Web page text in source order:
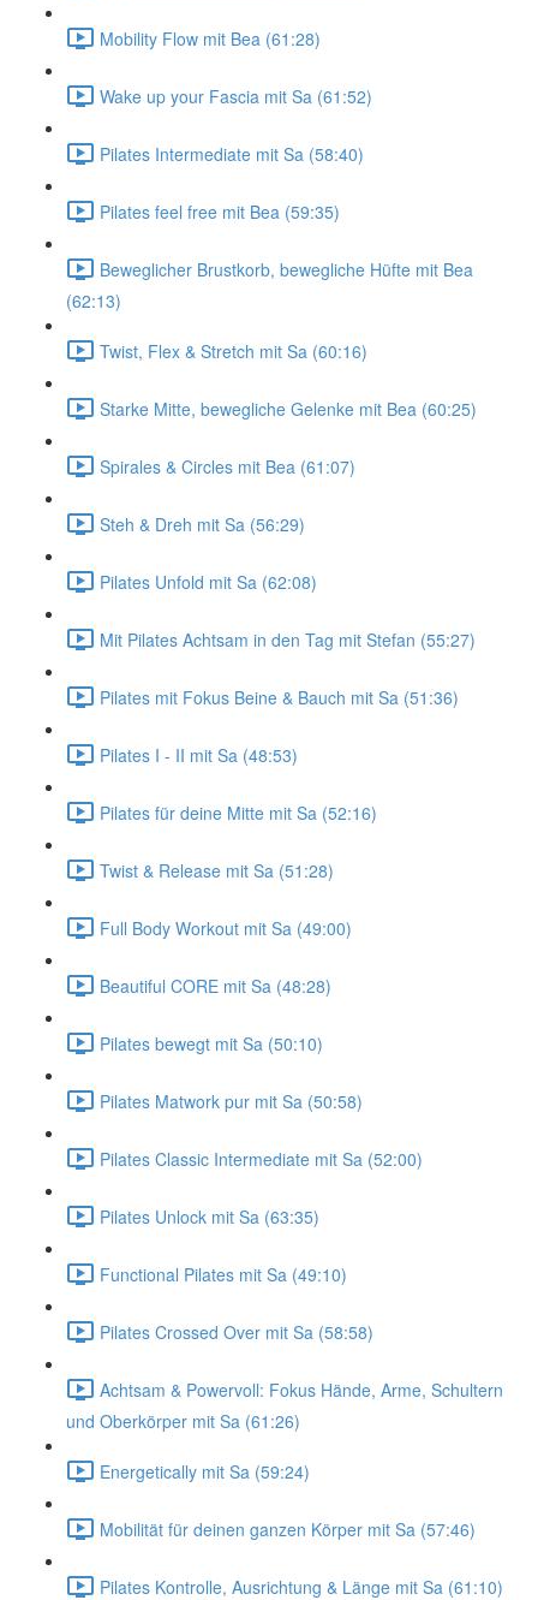
Mobility Flow mit Bea (61:28)
Wake up your Fascia mit Sa (61:52)
Pilates Intermediate mit Sa (58:40)
Pilates feel free mit Bea (59:35)
Beweglicher Brustkorb, bewegliche Hüfte mit Bea
(62:13)
Twist, Flex & Stretch mit Sa (60:16)
Starke Mitte, bewegliche Gelenke mit Bea (60:25)
Spirales & Circles mit Bea (61:07)
Steh & Dreh mit Sa (56:29)
Pilates Unfold mit Sa (62:08)
Mit Pilates Achtsam in den Tag mit Stefan (55:27)
Pilates mit Fokus Beine & Bauch mit Sa (51:36)
Pilates I - II mit Sa (48:53)
Pilates für deine Mitte mit Sa (52:16)
Twist & Release mit Sa (51:28)
Full Body Workout mit Sa (49:00)
Beautiful CORE mit Sa (48:28)
Pilates bewegt mit Sa (50:10)
Pilates Matwork pur mit Sa (50:58)
Pilates Classic Intermediate mit Sa (52:00)
Pilates Unlock mit Sa (63:35)
Functional Pilates mit Sa (49:10)
Pilates Crossed Over mit Sa (58:58)
Achtsam & Powervoll: Fokus Hände, Arme, Schultern
und Oberkörper mit Sa (61:26)
Energetically mit Sa (59:24)
Mobilität für deinen ganzen Körper mit Sa (57:46)
Pilates Kontrolle, Ausrichtung & Länge mit Sa (61:10)